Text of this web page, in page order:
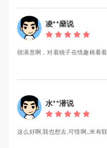
凌**燊说
很满意啊，对着镜子在情趣椅看
水**潜说
这么好啊,我也想去,可惜啊,,米有